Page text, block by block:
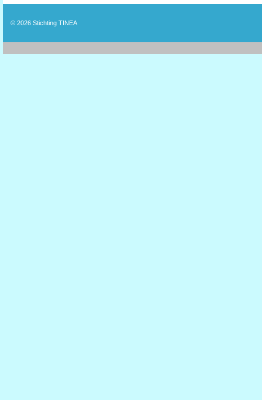
© 2026 Stichting TINEA